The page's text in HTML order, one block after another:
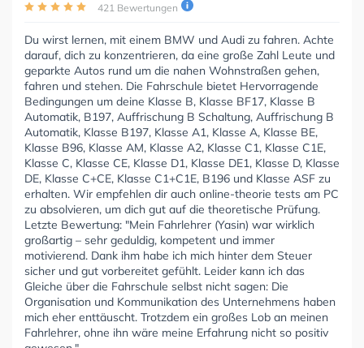
421 Bewertungen
Du wirst lernen, mit einem BMW und Audi zu fahren. Achte
darauf, dich zu konzentrieren, da eine große Zahl Leute und
geparkte Autos rund um die nahen Wohnstraßen gehen,
fahren und stehen. Die Fahrschule bietet Hervorragende
Bedingungen um deine Klasse B, Klasse BF17, Klasse B
Automatik, B197, Auffrischung B Schaltung, Auffrischung B
Automatik, Klasse B197, Klasse A1, Klasse A, Klasse BE,
Klasse B96, Klasse AM, Klasse A2, Klasse C1, Klasse C1E,
Klasse C, Klasse CE, Klasse D1, Klasse DE1, Klasse D, Klasse
DE, Klasse C+CE, Klasse C1+C1E, B196 und Klasse ASF zu
erhalten. Wir empfehlen dir auch online-theorie tests am PC
zu absolvieren, um dich gut auf die theoretische Prüfung.
Letzte Bewertung: "Mein Fahrlehrer (Yasin) war wirklich
großartig – sehr geduldig, kompetent und immer
motivierend. Dank ihm habe ich mich hinter dem Steuer
sicher und gut vorbereitet gefühlt. Leider kann ich das
Gleiche über die Fahrschule selbst nicht sagen: Die
Organisation und Kommunikation des Unternehmens haben
mich eher enttäuscht. Trotzdem ein großes Lob an meinen
Fahrlehrer, ohne ihn wäre meine Erfahrung nicht so positiv